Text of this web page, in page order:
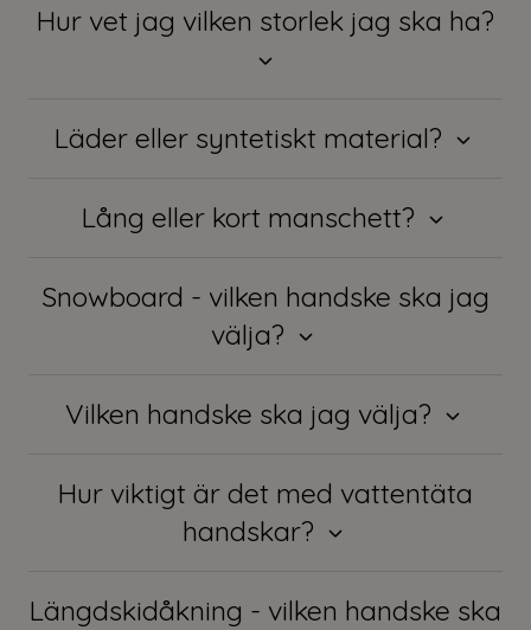
Hur vet jag vilken storlek jag ska ha?
Läder eller syntetiskt material?
Lång eller kort manschett?
Snowboard - vilken handske ska jag
välja?
Vilken handske ska jag välja?
Hur viktigt är det med vattentäta
handskar?
Längdskidåkning - vilken handske ska